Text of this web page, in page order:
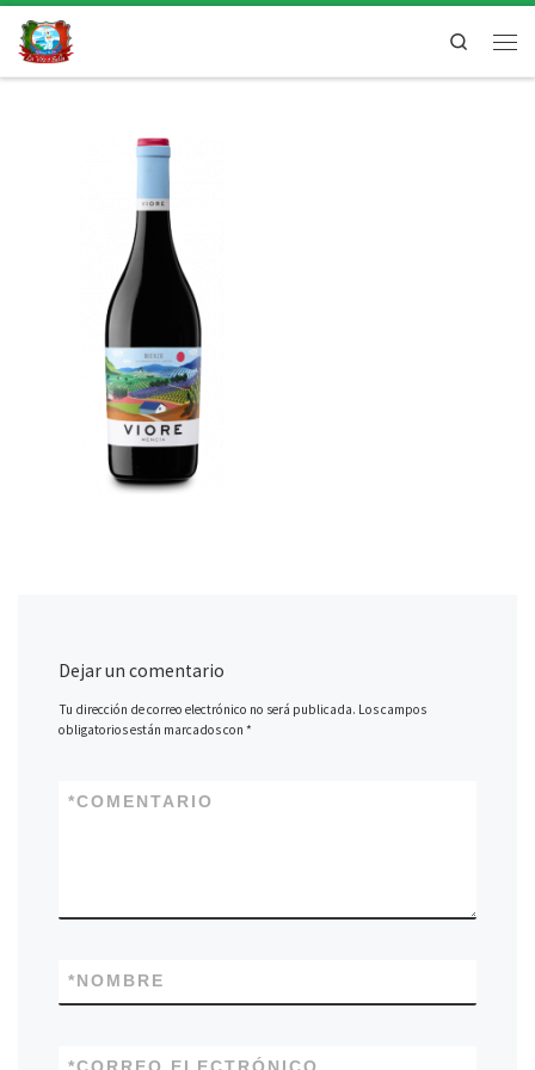
Search
Dejar un comentario
Tu dirección de correo electrónico no será publicada. Los campos
obligatorios están marcados con*
COMENTARIO
*
NOMBRE
*